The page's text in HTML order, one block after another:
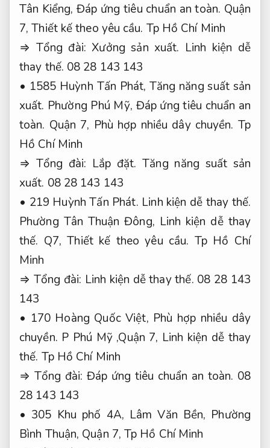
Tân Kiểng,Đáp ứng tiêu chuẩn an toàn. Quận
7,Thiết kế theo yêu cầu. Tp Hồ Chí Minh
⇒ Tổng đài:Xưởng sản xuất. Linh kiện dễ
thay thế. 08 28 143 143
• 1585 Huỳnh Tấn Phát, Tăng năng suất sản
xuất. Phường Phú Mỹ, Đáp ứng tiêu chuẩn an
toàn. Quận 7, Phù hợp nhiều dây chuyền. Tp
Hồ Chí Minh
⇒ Tổng đài: Lắp đặt. Tăng năng suất sản
xuất. 08 28 143 143
• 219 Huỳnh Tấn Phát. Linh kiện dễ thay thế.
Phường Tân Thuận Đông, Linh kiện dễ thay
thế. Q7,Thiết kế theo yêu cầu. Tp Hồ Chí
Minh
⇒ Tổng đài: Linh kiện dễ thay thế. 08 28 143
143
• 170 Hoàng Quốc Việt, Phù hợp nhiều dây
chuyền. P Phú Mỹ ,Quận 7, Linh kiện dễ thay
thế. Tp Hồ Chí Minh
⇒ Tổng đài: Đáp ứng tiêu chuẩn an toàn. 08
28 143 143
• 305 Khu phố 4A, Lâm Văn Bền, Phường
Bình Thuận, Quận 7, Tp Hồ Chí Minh